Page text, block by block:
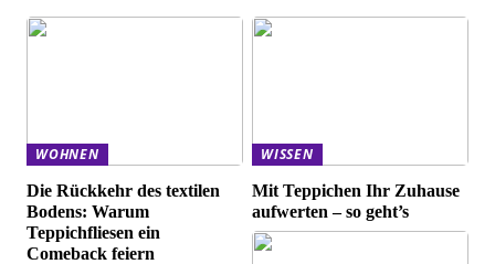
WOHNEN
Die Rückkehr des textilen
Bodens: Warum
Teppichfliesen ein
Comeback feiern
WISSEN
Mit Teppichen Ihr Zuhause
aufwerten – so geht’s